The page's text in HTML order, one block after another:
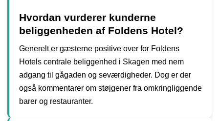
Hvordan vurderer kunderne
beliggenheden af Foldens Hotel?
Generelt er gæsterne positive over for Foldens
Hotels centrale beliggenhed i Skagen med nem
adgang til gågaden og seværdigheder. Dog er der
også kommentarer om støjgener fra omkringliggende
barer og restauranter.